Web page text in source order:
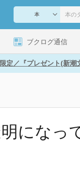
ブクログ通信
定／『プレゼント(新潮
になっ